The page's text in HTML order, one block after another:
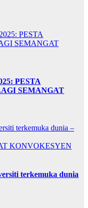
PESTA
SEMANGAT
KONVOKESYEN
terkemuka dunia